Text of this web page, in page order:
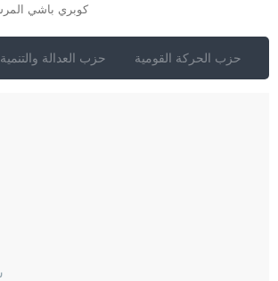
كوبري باشي
حزب العدالة والتنمية حزب الحركة القومية